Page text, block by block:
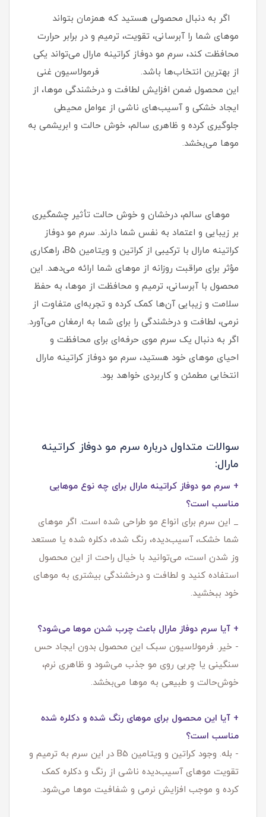
اگر به دنبال محصولی هستید که همزمان بتواند
موهای شما را آبرسانی، تقویت، ترمیم و در برابر حرارت
محافظت کند، سرم مو دوفاز کراتینه مارال می‌تواند یکی
از بهترین انتخاب‌ها باشد. فرمولاسیون غنی
این محصول ضمن افزایش لطافت و درخشندگی موها، از
ایجاد خشکی و آسیب‌های ناشی از عوامل محیطی
جلوگیری کرده و ظاهری سالم، خوش‌ حالت و ابریشمی به
موها می‌بخشد.
موهای سالم، درخشان و خوش‌ حالت تأثیر چشمگیری
بر زیبایی و اعتماد به‌ نفس شما دارند. سرم مو دوفاز
کراتینه مارال با ترکیبی از کراتین و ویتامین B5، راهکاری
مؤثر برای مراقبت روزانه از موهای شما ارائه می‌دهد. این
محصول با آبرسانی، ترمیم و محافظت از موها، به حفظ
سلامت و زیبایی آن‌ها کمک کرده و تجربه‌ای متفاوت از
نرمی، لطافت و درخشندگی را برای شما به ارمغان می‌آورد.
اگر به دنبال یک سرم موی حرفه‌ای برای محافظت و
احیای موهای خود هستید، سرم مو دوفاز کراتینه مارال
انتخابی مطمئن و کاربردی خواهد بود.
سوالات متداول درباره سرم مو دوفاز کراتینه
مارال:
+ سرم مو دوفاز کراتینه مارال برای چه نوع موهایی
مناسب است؟
_ این سرم برای انواع مو طراحی شده است. اگر موهای
شما خشک، آسیب‌دیده، رنگ شده، دکلره شده یا مستعد
وز شدن است، می‌توانید با خیال راحت از این محصول
استفاده کنید و لطافت و درخشندگی بیشتری به موهای
خود ببخشید.
+ آیا سرم دوفاز مارال باعث چرب شدن موها می‌شود؟
- خیر. فرمولاسیون سبک این محصول بدون ایجاد حس
سنگینی یا چربی روی مو جذب می‌شود و ظاهری نرم،
خوش‌حالت و طبیعی به موها می‌بخشد.
+ آیا این محصول برای موهای رنگ شده و دکلره شده
مناسب است؟
- بله. وجود کراتین و ویتامین B5 در این سرم به ترمیم و
تقویت موهای آسیب‌دیده ناشی از رنگ و دکلره کمک
کرده و موجب افزایش نرمی و شفافیت موها می‌شود.